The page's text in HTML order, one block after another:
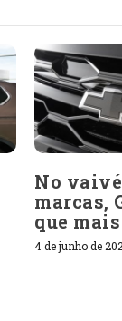
No
marcas,
que
4 de junho de